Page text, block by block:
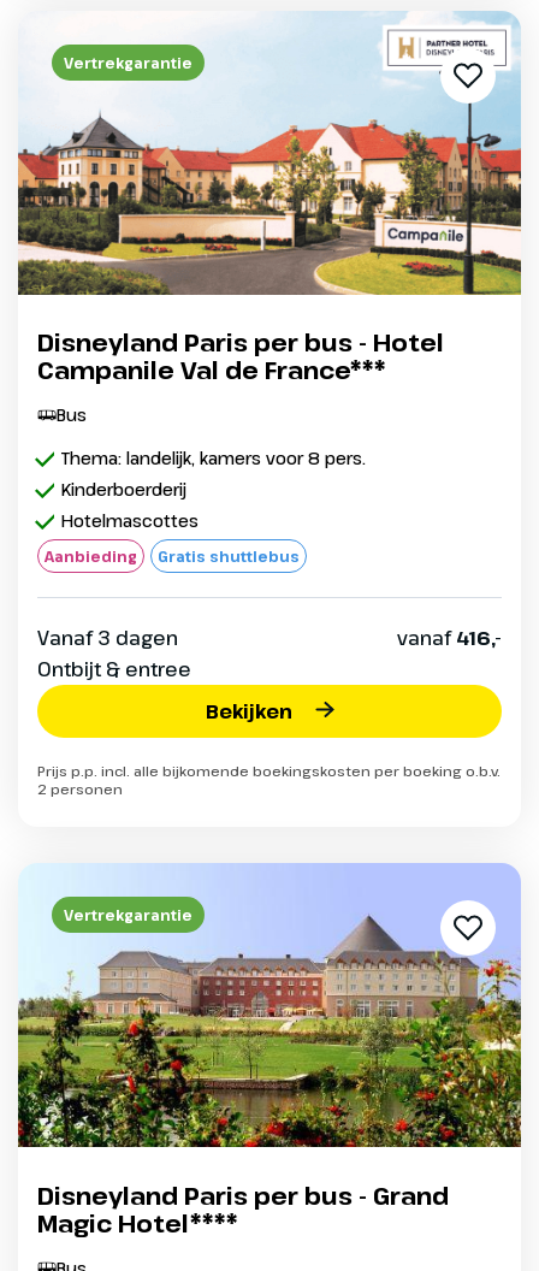
Vertrekgarantie
Disneyland Paris per bus - Hotel
Campanile Val de France***
Bus
Thema: landelijk, kamers voor 8 pers.
Kinderboerderij
Hotelmascottes
Aanbieding Gratis shuttlebus
Vanaf 3 dagen
Ontbijt & entree
vanaf416,-
Bekijken
Prijs p.p. incl. alle bijkomende boekingskosten per boeking o.b.v.
2 personen
Vertrekgarantie
Disneyland Paris per bus - Grand
Magic Hotel****